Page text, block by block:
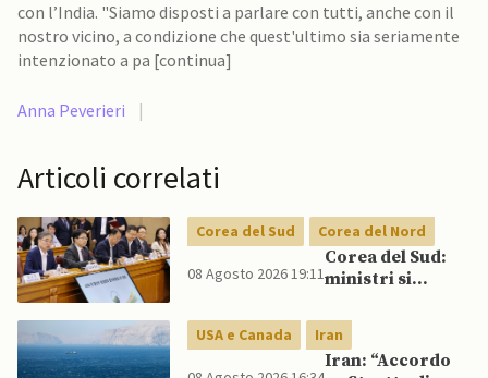
con l’India. "Siamo disposti a parlare con tutti, anche con il
nostro vicino, a condizione che quest'ultimo sia seriamente
intenzionato a pa [continua]
Anna Peverieri |
Articoli correlati
Corea del Sud Corea del Nord
08 Agosto 2026 19:11
Corea del Sud:
ministri si
pubblicamente
su politica con il
Nord, mentre
USA e Canada Iran
Iran: “Accordo